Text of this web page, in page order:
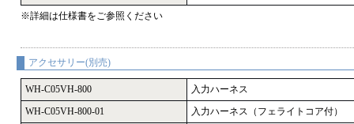
※詳細は仕様書をご参照ください
アクセサリー(別売)
WH-C05VH-800
入力ハーネス
WH-C05VH-800-01
入力ハーネス（フェライトコア付）